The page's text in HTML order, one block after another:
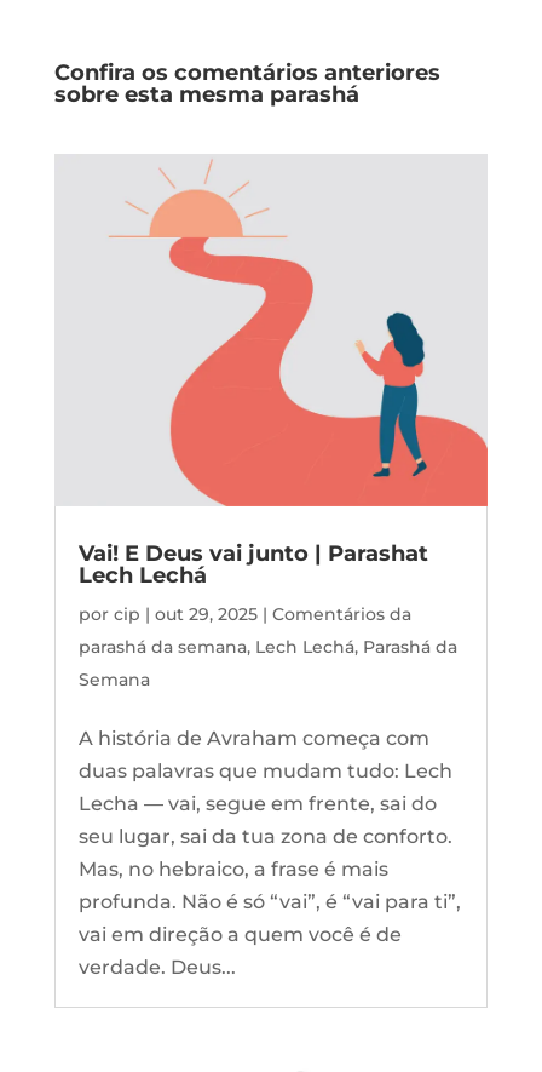
Confira os comentários anteriores
sobre esta mesma parashá
Vai! E Deus vai junto | Parashat
Lech Lechá
por cip | out 29, 2025| Comentários da
parashá da semana, Lech Lechá, Parashá da
Semana
A história de Avraham começa com
duas palavras que mudam tudo: Lech
Lecha — vai, segue em frente, sai do
seu lugar, sai da tua zona de conforto.
Mas, no hebraico, a frase é mais
profunda. Não é só “vai”, é “vai para ti”,
vai em direção a quem você é de
verdade. Deus...